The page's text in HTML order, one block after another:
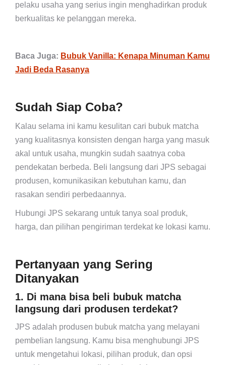
pelaku usaha yang serius ingin menghadirkan produk
berkualitas ke pelanggan mereka.
Baca Juga: Bubuk Vanilla: Kenapa Minuman Kamu
Jadi Beda Rasanya
Sudah Siap Coba?
Kalau selama ini kamu kesulitan cari bubuk matcha
yang kualitasnya konsisten dengan harga yang masuk
akal untuk usaha, mungkin sudah saatnya coba
pendekatan berbeda. Beli langsung dari JPS sebagai
produsen, komunikasikan kebutuhan kamu, dan
rasakan sendiri perbedaannya.
Hubungi JPS sekarang untuk tanya soal produk,
harga, dan pilihan pengiriman terdekat ke lokasi kamu.
Pertanyaan yang Sering
Ditanyakan
1. Di mana bisa beli bubuk matcha
langsung dari produsen terdekat?
JPS adalah produsen bubuk matcha yang melayani
pembelian langsung. Kamu bisa menghubungi JPS
untuk mengetahui lokasi, pilihan produk, dan opsi